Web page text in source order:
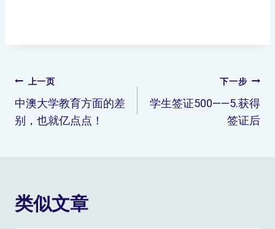
上一页
中澳大学教育方面的差
别，也就亿点点！
下一步
学生签证500——5.获得
签证后
类似文章